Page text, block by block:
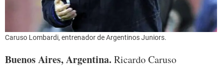
Caruso Lombardi, entrenador de Argentinos Juniors.
Buenos Aires, Argentina. Ricardo Caruso